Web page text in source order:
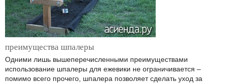
преимущества шпалеры
Одними лишь вышеперечисленными преимуществами
использование шпалеры для ежевики не ограничивается –
помимо всего прочего, шпалера позволяет сделать уход за